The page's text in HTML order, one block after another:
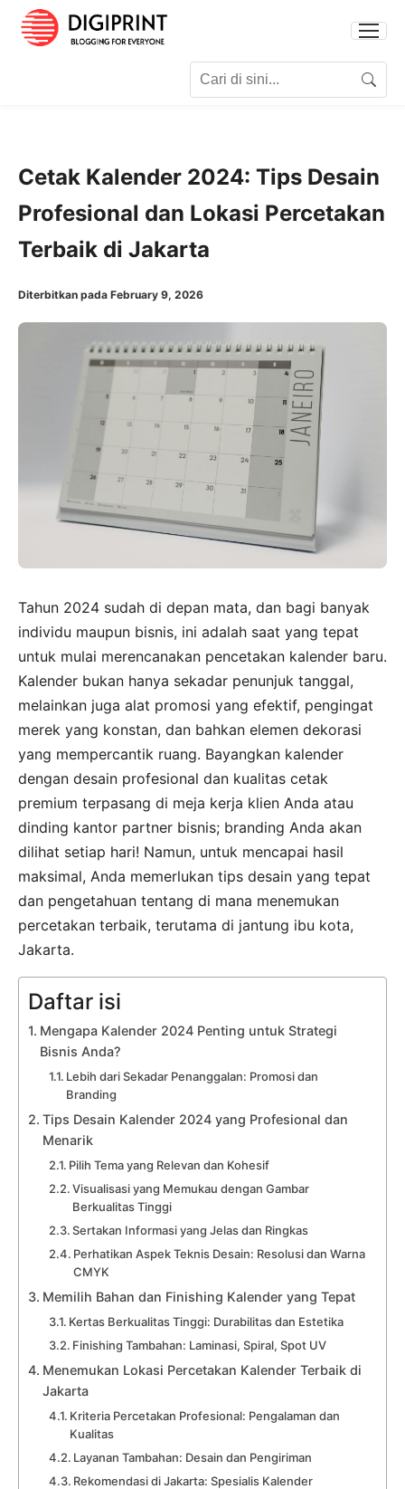
Search
Cetak Kalender 2024: Tips Desain
Profesional dan Lokasi Percetakan
Terbaik di Jakarta
Diterbitkan pada February 9, 2026
Tahun 2024 sudah di depan mata, dan bagi banyak
individu maupun bisnis, ini adalah saat yang tepat
untuk mulai merencanakan pencetakan kalender baru.
Kalender bukan hanya sekadar penunjuk tanggal,
melainkan juga alat promosi yang efektif, pengingat
merek yang konstan, dan bahkan elemen dekorasi
yang mempercantik ruang. Bayangkan kalender
dengan desain profesional dan kualitas cetak
premium terpasang di meja kerja klien Anda atau
dinding kantor partner bisnis; branding Anda akan
dilihat setiap hari! Namun, untuk mencapai hasil
maksimal, Anda memerlukan tips desain yang tepat
dan pengetahuan tentang di mana menemukan
percetakan terbaik, terutama di jantung ibu kota,
Jakarta.
Daftar isi
Mengapa Kalender 2024 Penting untuk Strategi
Bisnis Anda?
Lebih dari Sekadar Penanggalan: Promosi dan
Branding
Tips Desain Kalender 2024 yang Profesional dan
Menarik
Pilih Tema yang Relevan dan Kohesif
Visualisasi yang Memukau dengan Gambar
Berkualitas Tinggi
Sertakan Informasi yang Jelas dan Ringkas
Perhatikan Aspek Teknis Desain: Resolusi dan Warna
CMYK
Memilih Bahan dan Finishing Kalender yang Tepat
Kertas Berkualitas Tinggi: Durabilitas dan Estetika
Finishing Tambahan: Laminasi, Spiral, Spot UV
Menemukan Lokasi Percetakan Kalender Terbaik di
Jakarta
Kriteria Percetakan Profesional: Pengalaman dan
Kualitas
Layanan Tambahan: Desain dan Pengiriman
Rekomendasi di Jakarta: Spesialis Kalender